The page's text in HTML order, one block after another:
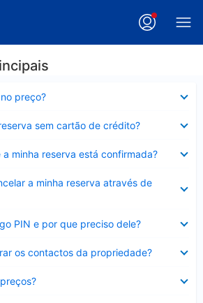
preço?
sem cartão de crédito?
minha reserva está confirmada?
a minha reserva através de
PIN e por que preciso dele?
os contactos da propriedade?